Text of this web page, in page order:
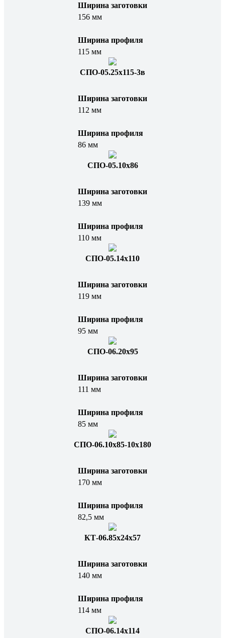
Ширина заготовки
156 мм
Ширина профиля
115 мм
СПО-05.25x115-3в
Ширина заготовки
112 мм
Ширина профиля
86 мм
СПО-05.10х86
Ширина заготовки
139 мм
Ширина профиля
110 мм
СПО-05.14х110
Ширина заготовки
119 мм
Ширина профиля
95 мм
СПО-06.20x95
Ширина заготовки
111 мм
Ширина профиля
85 мм
СПО-06.10x85-10x180
Ширина заготовки
170 мм
Ширина профиля
82,5 мм
КТ-06.85х24х57
Ширина заготовки
140 мм
Ширина профиля
114 мм
СПО-06.14x114